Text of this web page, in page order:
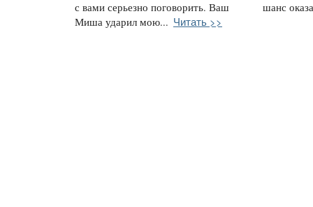
с вами серьезно поговорить. Ваш
Миша ударил мою... Читать >>
шанс